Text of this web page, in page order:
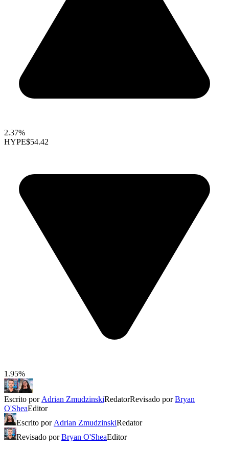
2.37%
HYPE$54.42
1.95%
Escrito por Adrian ZmudzinskiRedatorRevisado porBryan
O'SheaEditor
Escrito por Adrian ZmudzinskiRedator
Revisado porBryan O'SheaEditor